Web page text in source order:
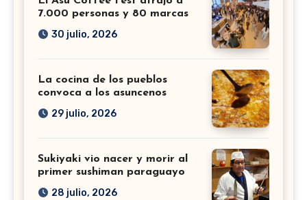
7.000 personas y 80 marcas
30 julio, 2026
La cocina de los pueblos
convoca a los asuncenos
29 julio, 2026
Sukiyaki vio nacer y morir al
primer sushiman paraguayo
28 julio, 2026